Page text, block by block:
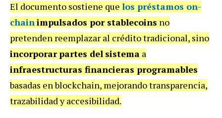
El documento sostiene que los préstamos on-
chainimpulsados por stablecoins no
pretenden reemplazar al crédito tradicional, sino
incorporarpartes del sistema a
infraestructuras financieras programables
basadas en blockchain, mejorando transparencia,
trazabilidad y accesibilidad.